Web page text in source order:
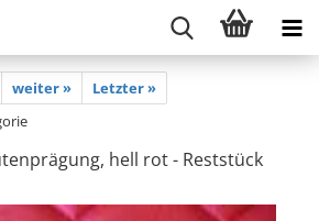
weiter »
Letzter »
hell rot - Reststück